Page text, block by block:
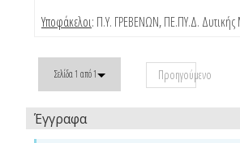
Υποφάκελοι: Π.Υ. ΓΡΕΒΕΝΩΝ,ΠΕ.ΠΥ.Δ.
Σελίδα 1 από 1 Προηγούμενο
Έγγραφα